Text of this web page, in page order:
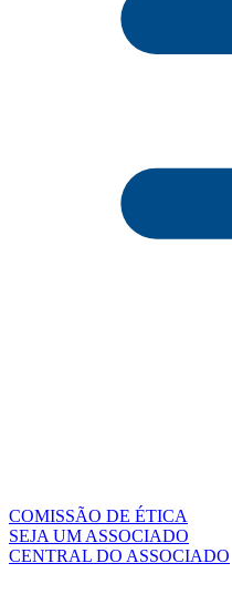
COMISSÃO DE ÉTICA
SEJA UM ASSOCIADO
CENTRAL DO ASSOCIADO